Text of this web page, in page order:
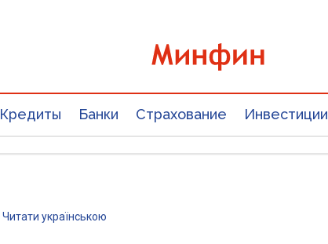
Кредиты Банки Страхование Инвестиции
Читати українською